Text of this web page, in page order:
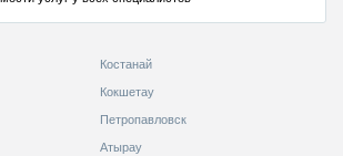
Костанай
Кокшетау
Петропавловск
Атырау